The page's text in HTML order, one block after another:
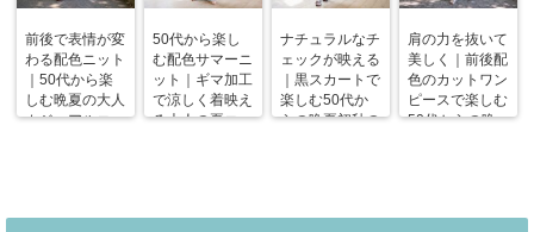
前後で表情が変
わる配色ニット
｜50代から楽
しむ晩夏の大人
カジュアルコー
50代から楽し
む配色サマーニ
ット｜ギマ加工
で涼しく着映え
る大人の夏コー
ナチュラルなチ
ェックが映える
｜黒スカートで
楽しむ50代か
らの晩夏初秋の
肩の力を抜いて
美しく｜前後配
色のカットワン
ピースで楽しむ
50代からの晩